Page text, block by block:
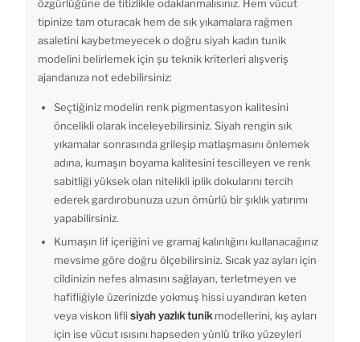
özgürlüğüne de titizlikle odaklanmalısınız. Hem vücut
tipinize tam oturacak hem de sık yıkamalara rağmen
asaletini kaybetmeyecek o doğru siyah kadın tunik
modelini belirlemek için şu teknik kriterleri alışveriş
ajandanıza not edebilirsiniz:
Seçtiğiniz modelin renk pigmentasyon kalitesini
öncelikli olarak inceleyebilirsiniz. Siyah rengin sık
yıkamalar sonrasında grileşip matlaşmasını önlemek
adına, kumaşın boyama kalitesini tescilleyen ve renk
sabitliği yüksek olan nitelikli iplik dokularını tercih
ederek gardırobunuza uzun ömürlü bir şıklık yatırımı
yapabilirsiniz.
Kumaşın lif içeriğini ve gramaj kalınlığını kullanacağınız
mevsime göre doğru ölçebilirsiniz. Sıcak yaz ayları için
cildinizin nefes almasını sağlayan, terletmeyen ve
hafifliğiyle üzerinizde yokmuş hissi uyandıran keten
veya viskon lifli siyah yazlık tunik modellerini, kış ayları
için ise vücut ısısını hapseden yünlü triko yüzeyleri